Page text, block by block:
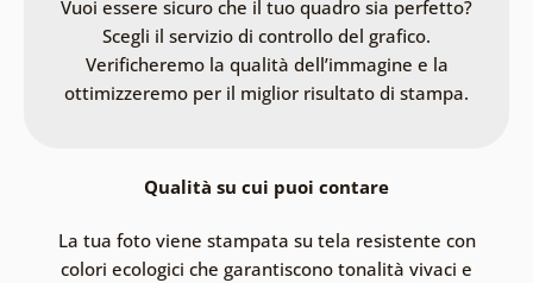
Vuoi essere sicuro che il tuo quadro sia perfetto?
Scegli il servizio di controllo del grafico.
Verificheremo la qualità dell’immagine e la
ottimizzeremo per il miglior risultato di stampa.
Qualità su cui puoi contare
La tua foto viene stampata su tela resistente con
colori ecologici che garantiscono tonalità vivaci e